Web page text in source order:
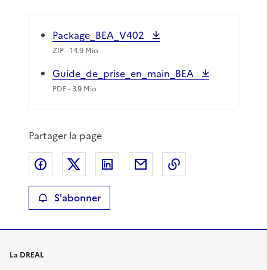
Package_BEA_V402
ZIP- 14.9 Mio
Guide_de_prise_en_main_BEA
PDF- 3.9 Mio
Partager la page
Partager sur Facebook
Partager sur XPartager sur LinkedIn
Partager par email
S'abonner
La DREAL